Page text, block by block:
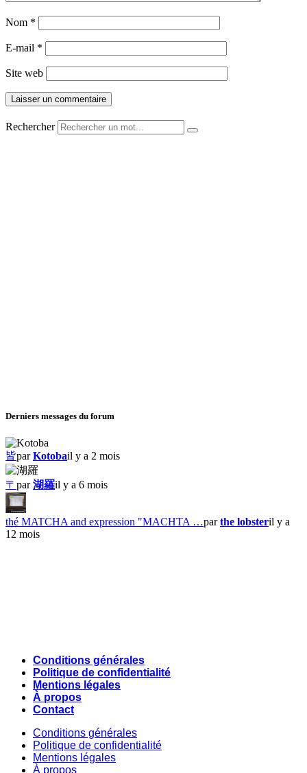
Nom *
E-mail *
Site web
Rechercher
Derniers messages du forum
皆parKotobail y a 2 mois
〒 par湖羅il y a 6 mois
thé MATCHA and expression "MACHTA …parthe lobsteril y a
12 mois
Conditions générales
Politique de confidentialité
Mentions légales
À propos
Contact
Conditions générales
Politique de confidentialité
Mentions légales
À propos